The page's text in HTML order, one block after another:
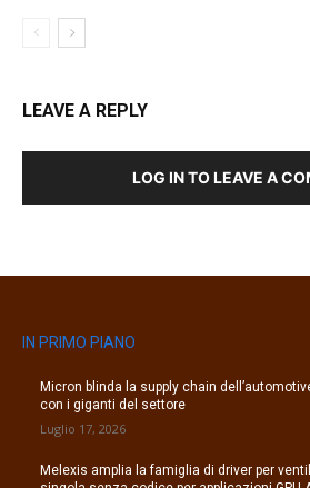
LEAVE A REPLY
LOG IN TO LEAVE A
IN PRIMO PIANO
Micron blinda la supply chain
con i giganti del settore
Luglio 17, 2026
Melexis amplia la famiglia di driver per